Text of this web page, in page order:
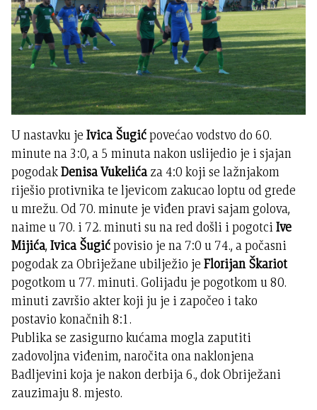
U nastavku jeIvica Šugićpovećao vodstvo do 60.
minute na 3:0, a 5 minuta nakon uslijedio je i sjajan
pogodakDenisa Vukelićaza 4:0 koji se lažnjakom
riješio protivnika te ljevicom zakucao loptu od grede
u mrežu. Od 70. minute je viđen pravi sajam golova,
naime u 70. i 72. minuti su na red došli i pogotciIve
Mijića, Ivica Šugićpovisio je na 7:0 u 74., a počasni
pogodak za Obriježane ubilježio jeFlorijan Škariot
pogotkom u 77. minuti. Golijadu je pogotkom u 80.
minuti završio akter koji ju je i započeo i tako
postavio konačnih 8:1.
Publika se zasigurno kućama mogla zaputiti
zadovoljna viđenim, naročita ona naklonjena
Badljevini koja je nakon derbija 6., dok Obriježani
zauzimaju 8. mjesto.